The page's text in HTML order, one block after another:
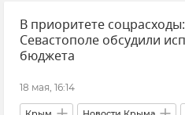
Владимир Путин (политик)
Новости
В приоритете
Севастополе обсудили
бюджета
18 мая, 16:14